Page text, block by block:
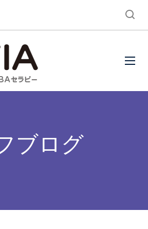
ブログ